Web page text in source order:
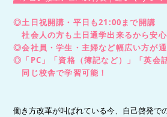
◎土日祝開講・平日も21:00まで開講
社会人の方も土日通学出来るから安心
◎会社員・学生・主婦など幅広い方が通
◎「PC」「資格（簿記など）」「英会
同じ校舎で学習可能！
働き方改革が叫ばれている今、自己啓発で